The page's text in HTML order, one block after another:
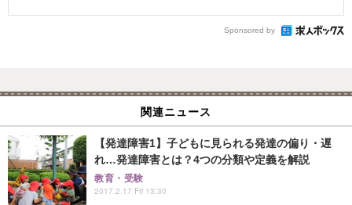
Sponsored by
関連ニュース
【発達障害1】子どもに見られる発達の偏り・遅
れ…発達障害とは？4つの分類や定義を解説
教育・受験
2017.2.17 Fri 13:30